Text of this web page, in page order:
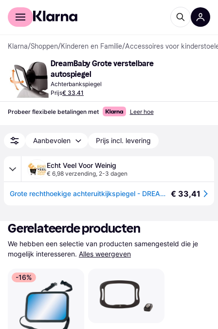
Voor shoppers
Klarna/Shoppen/Kinderen en Familie/Accessoires voor
DreamBaby Grote verstelbare
autospiegel
Achterbankspiegel
Prijs€ 33,41
Probeer flexibele betalingen met Leer hoe
Aanbevolen Prijs incl. levering
Echt Veel Voor Weinig
€ 6,98 verzending, 2-3 dagen
Grote rechthoekige achteruitkijkspiegel - DREAMBABY - Verstelbaar voor achterbank - 20 x 24 cm - Zwart € 33,41
Gerelateerde producten
We hebben een selectie van producten samengesteld die je
mogelijk interesseren. Alles weergeven
-16%